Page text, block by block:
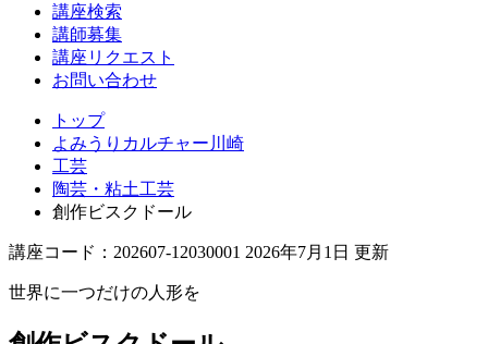
講座検索
講師募集
講座リクエスト
お問い合わせ
トップ
よみうりカルチャー川崎
工芸
陶芸・粘土工芸
創作ビスクドール
講座コード：202607-12030001 2026年7月1日 更新
世界に一つだけの人形を